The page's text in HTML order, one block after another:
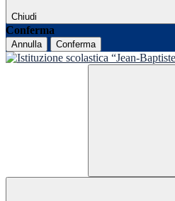
Chiudi
Conferma
Annulla Conferma